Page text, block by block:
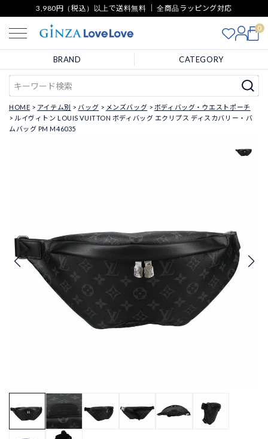
3,980円（税込）以上で送料無料 ｜ 全商品ラッピング対応
0
BRAND CATEGORY
HOME アイテム別 バッグ メンズバッグ
ボディバッグ・ウエストポーチ
ルイヴィトン LOUIS VUITTON ボディバッグ エクリプス ディスカバリー・バ
ムバッグ PM M46035